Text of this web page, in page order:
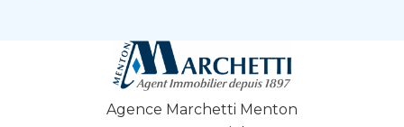
Agence Marchetti Menton